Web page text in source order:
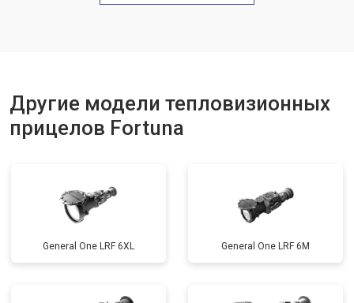
Другие модели тепловизионных
прицелов Fortuna
General One LRF 6XL General One LRF 6M